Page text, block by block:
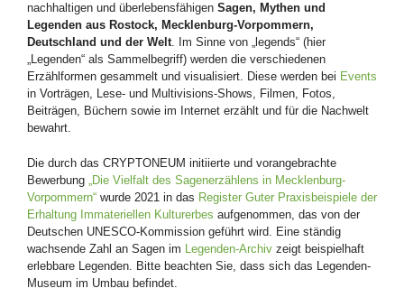
nachhaltigen und überlebensfähigen Sagen, Mythen und
Legenden aus Rostock, Mecklenburg-Vorpommern,
Deutschland und der Welt. Im Sinne von „legends“ (hier
„Legenden“ als Sammelbegriff) werden die verschiedenen
Erzählformen gesammelt und visualisiert. Diese werden bei Events
in Vorträgen, Lese- und Multivisions-Shows, Filmen, Fotos,
Beiträgen, Büchern sowie im Internet erzählt und für die Nachwelt
bewahrt.
Die durch das CRYPTONEUM initiierte und vorangebrachte
Bewerbung „Die Vielfalt des Sagenerzählens in Mecklenburg-
Vorpommern“ wurde 2021 in das Register Guter Praxisbeispiele der
Erhaltung Immateriellen Kulturerbes aufgenommen, das von der
Deutschen UNESCO-Kommission geführt wird. Eine ständig
wachsende Zahl an Sagen im Legenden-Archiv zeigt beispielhaft
erlebbare Legenden. Bitte beachten Sie, dass sich das Legenden-
Museum im Umbau befindet.